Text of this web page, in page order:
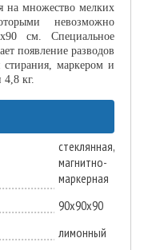
на множество мелких
невозможно
см. Специальное
появление разводов
стирания, маркером и
кг.
стеклянная,
магнитно-
маркерная
90х90х90
лимонный